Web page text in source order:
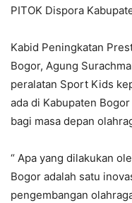
PITOK Dispora
Kabid Peningkatan
Bogor, Agung
peralatan Sport Kids
ada di Kabupaten
bagi masa depan
“ Apa yang dilakukan
Bogor adalah satu
pengembangan